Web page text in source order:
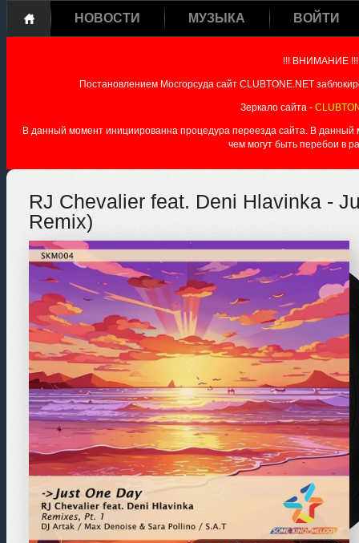
НОВОСТИ МУЗЫКА ВОЙТИ
!!! ВНИМАНИЕ !!!
Постановлением Мосгорсуда сайт CLUBTONE.NET
Зеркало сайта -
В данный момент инициированна процедура переезда сайта. В данный
чем могут быть перебои в
RJ Chevalier feat. Deni Hlavinka -
Remix)